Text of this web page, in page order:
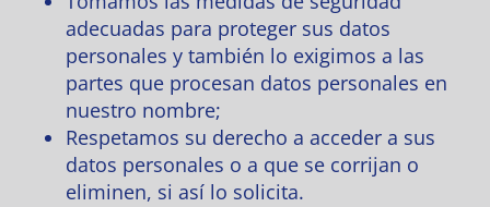
adecuadas para proteger sus datos
personales y también lo exigimos a las
partes que procesan datos personales en
nuestro nombre;
Respetamos su derecho a acceder a sus
datos personales o a que se corrijan o
eliminen, si así lo solicita.